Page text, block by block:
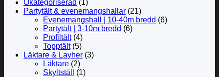
Okategoriserad (1)
Partytält & evenemangshallar (21)
Evenemangshall | 10-40m bredd (6)
Partytält | 3-10m bredd (6)
Profiltält (4)
Topptält (5)
Läktare & Layher (3)
Läktare (2)
Skyltställ
(1)